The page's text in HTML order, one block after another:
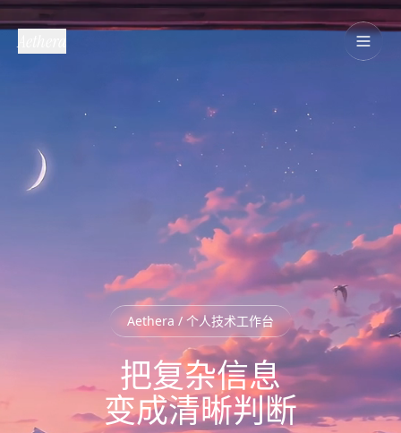
Aethera / 个人技术工作台
把复杂信息
变成清晰判断